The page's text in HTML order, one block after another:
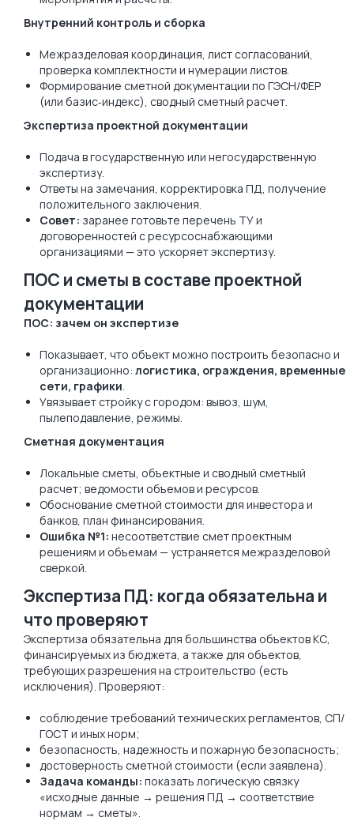
Внутренний контроль и сборка
Межразделовая координация, лист согласований,
проверка комплектности и нумерации листов.
Формирование сметной документации по ГЭСН/ФЕР
(или базис‑индекс), сводный сметный расчет.
Экспертиза проектной документации
Подача в государственную или негосударственную
экспертизу.
Ответы на замечания, корректировка ПД, получение
положительного заключения.
Совет: заранее готовьте перечень ТУ и
договоренностей с ресурсоснабжающими
организациями — это ускоряет экспертизу.
ПОС и сметы в составе проектной
документации
ПОС: зачем он экспертизе
Показывает, что объект можно построить безопасно и
организационно: логистика, ограждения, временные
сети, графики.
Увязывает стройку с городом: вывоз, шум,
пылеподавление, режимы.
Сметная документация
Локальные сметы, объектные и сводный сметный
расчет; ведомости объемов и ресурсов.
Обоснование сметной стоимости для инвестора и
банков, план финансирования.
Ошибка №1: несоответствие смет проектным
решениям и объемам — устраняется межразделовой
сверкой.
Экспертиза ПД: когда обязательна и
что проверяют
Экспертиза обязательна для большинства объектов КС,
финансируемых из бюджета, а также для объектов,
требующих разрешения на строительство (есть
исключения). Проверяют:
соблюдение требований технических регламентов, СП/
ГОСТ и иных норм;
безопасность, надежность и пожарную безопасность;
достоверность сметной стоимости (если заявлена).
Задача команды: показать логическую связку
«исходные данные → решения ПД → соответствие
нормам → сметы».